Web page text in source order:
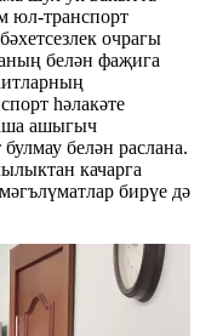
юл-транспорт
очрагы
белән фаҗига
һәлакәте
ашыгыч
белән раслана.
качарга
бирүе дә